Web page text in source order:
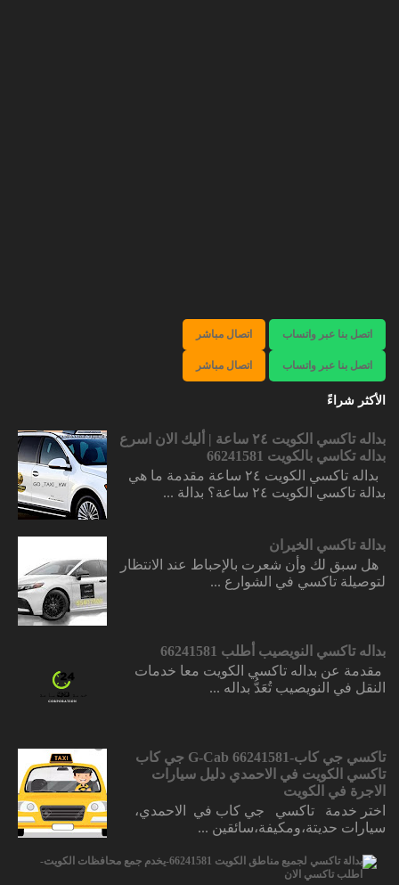
اتصل بنا عبر واتساب اتصال مباشر
اتصل بنا عبر واتساب اتصال مباشر
الأكثر شراءً
بداله تاكسي الكويت ٢٤ ساعة | أليك الان اسرع
بداله تكاسي بالكويت 66241581
بداله تاكسي الكويت ٢٤ ساعة مقدمة ما هي
بدالة تاكسي الكويت ٢٤ ساعة؟ بدالة ...
بدالة تاكسي الخيران
هل سبق لك وأن شعرت بالإحباط عند الانتظار
لتوصيلة تاكسي في الشوارع ...
بداله تاكسي النويصيب أطلب 66241581
مقدمة عن بداله تاكسي الكويت معا خدمات
النقل في النويصيب تُعَدُّ بداله ...
تاكسي جي كاب-66241581 G-Cab جي كاب
تاكسي الكويت في الاحمدي دليل سيارات
الاجرة في الكويت
اختر خدمة تاكسي جي كاب في الاحمدي،
سيارات حديتة،ومكيفة،سائقين ...